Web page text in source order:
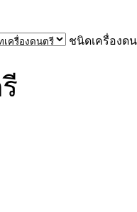
ชนิดเครื่องด